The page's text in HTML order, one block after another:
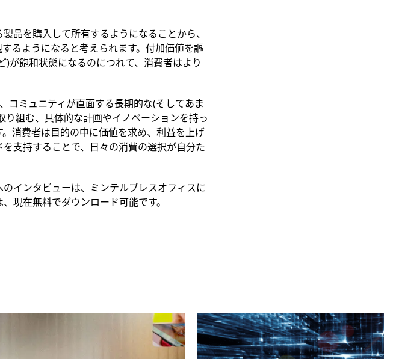
品を購入して所有するようになることから、
るようになると考えられます。付加価値を謳
が飽和状態になるのにつれて、消費者はより
コミュニティが直面する長期的な(そしてあま
組む、具体的な計画やイノベーションを持っ
消費者は目的の中に価値を求め、利益を上げ
支持することで、日々の消費の選択が自分た
インタビューは、ミンテルプレスオフィスに
現在無料でダウンロード可能です。